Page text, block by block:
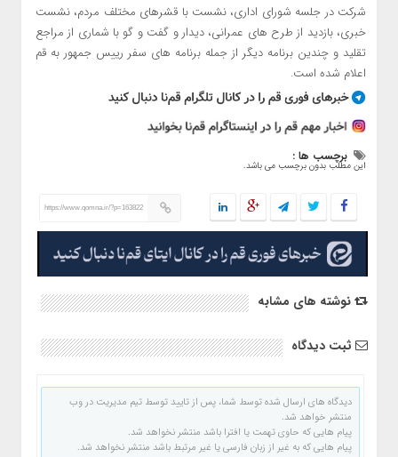
شرکت در جلسه شورای اداری، نشست با قشرهای مختلف مردم، نشست
خبری، بازدید از طرح های عمرانی، دیدار و گفت و گو با شماری از مراجع
تقلید و چندین برنامه دیگر از جمله برنامه های سفر رییس جمهور به قم
اعلام شده است.
برچسب ها :
این مطلب بدون برچسب می باشد.
https://www.qomna.ir/?p=163822
نوشته های مشابه
ثبت دیدگاه
دیدگاه های ارسال شده توسط شما، پس از تایید توسط تیم مدیریت در وب
منتشر خواهد شد.
پیام هایی که حاوی تهمت یا افترا باشد منتشر نخواهد شد.
پیام هایی که به غیر از زبان فارسی یا غیر مرتبط باشد منتشر نخواهد شد.